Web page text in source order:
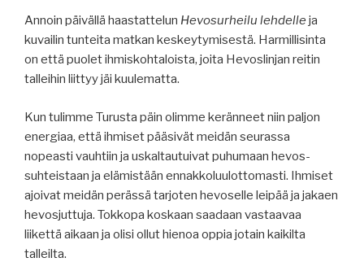
Annoin päivällä haastattelun Hevosurheilu lehdelle ja
kuvailin tunteita matkan keskeytymisestä. Harmillisinta
on että puolet ihmiskohtaloista, joita Hevoslinjan reitin
talleihin liittyy jäi kuulematta.
Kun tulimme Turusta päin olimme keränneet niin paljon
energiaa, että ihmiset pääsivät meidän seurassa
nopeasti vauhtiin ja uskaltautuivat puhumaan hevos-
suhteistaan ja elämistään ennakkoluulottomasti. Ihmiset
ajoivat meidän perässä tarjoten hevoselle leipää ja jakaen
hevosjuttuja. Tokkopa koskaan saadaan vastaavaa
liikettä aikaan ja olisi ollut hienoa oppia jotain kaikilta
talleilta.